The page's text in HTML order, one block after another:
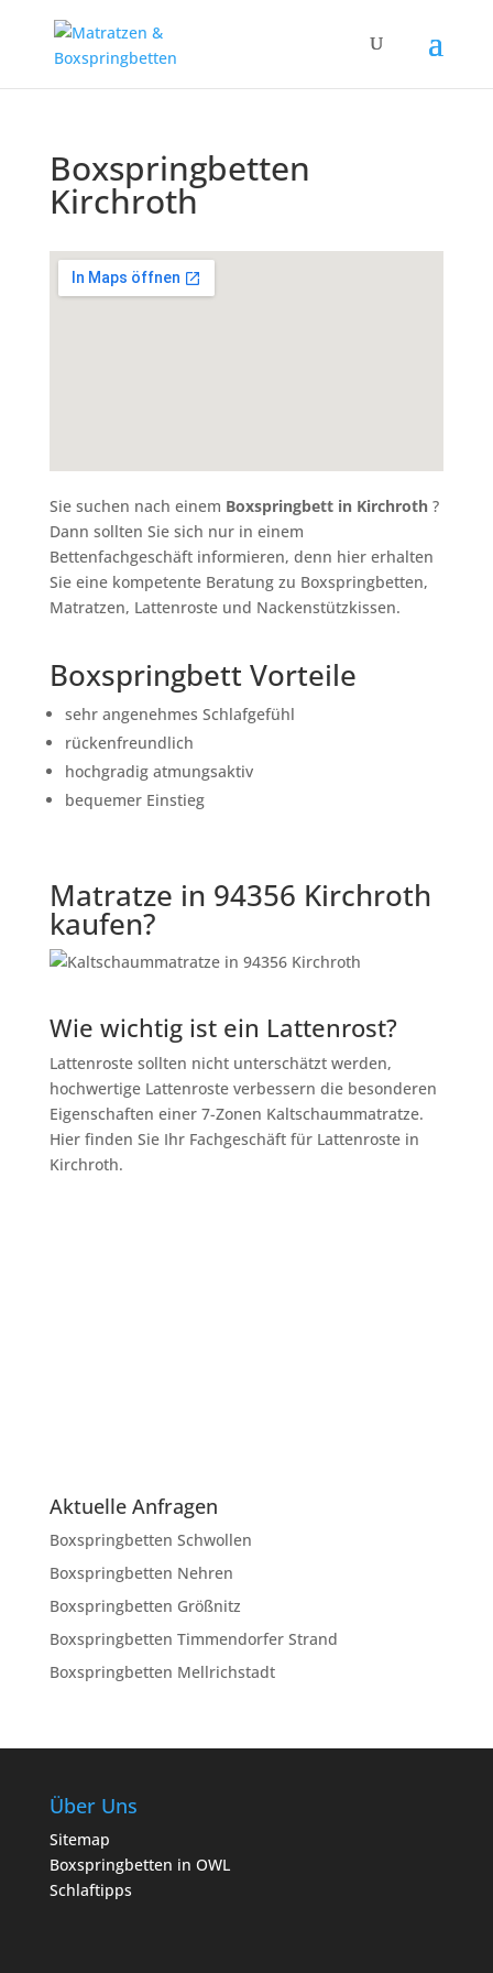
Boxspringbetten
Kirchroth
Sie suchen nach einem Boxspringbett in Kirchroth?
Dann sollten Sie sich nur in einem
Bettenfachgeschäft informieren, denn hier erhalten
Sie eine kompetente Beratung zu Boxspringbetten,
Matratzen, Lattenroste und Nackenstützkissen.
Boxspringbett Vorteile
sehr angenehmes Schlafgefühl
rückenfreundlich
hochgradig atmungsaktiv
bequemer Einstieg
Matratze in 94356 Kirchroth
kaufen?
Wie wichtig ist ein Lattenrost?
Lattenroste sollten nicht unterschätzt werden,
hochwertige Lattenroste verbessern die besonderen
Eigenschaften einer 7-Zonen Kaltschaummatratze.
Hier finden Sie Ihr Fachgeschäft für Lattenroste in
Kirchroth.
Aktuelle Anfragen
Boxspringbetten Schwollen
Boxspringbetten Nehren
Boxspringbetten Größnitz
Boxspringbetten Timmendorfer Strand
Boxspringbetten Mellrichstadt
Über Uns
Sitemap
Boxspringbetten in OWL
Schlaftipps